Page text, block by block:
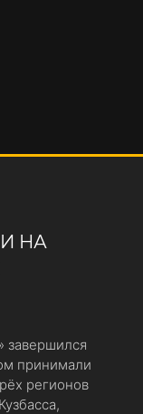
НА
завершился
принимали
регионов